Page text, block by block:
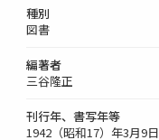
種別
図書
編著者
三谷隆正
刊行年、書写年等
1942（昭和17）年3月9日